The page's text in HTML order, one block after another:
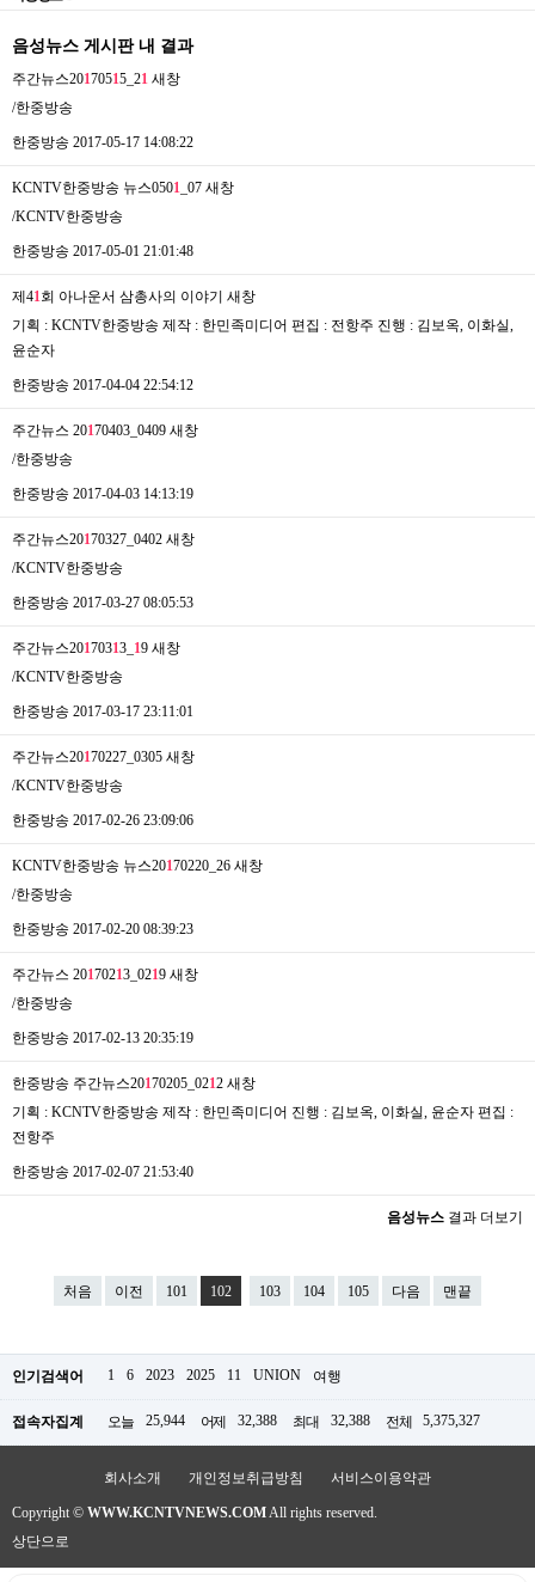
음성뉴스 게시판 내 결과
주간뉴스20170515_21 새창
/한중방송
한중방송 2017-05-17 14:08:22
KCNTV한중방송 뉴스0501 _07 새창
/KCNTV한중방송
한중방송 2017-05-01 21:01:48
제41 회 아나운서 삼총사의 이야기 새창
기획 : KCNTV한중방송 제작 : 한민족미디어 편집 : 전항주 진행 : 김보옥, 이화실,
윤순자
한중방송 2017-04-04 22:54:12
주간뉴스 20170403_0409 새창
/한중방송
한중방송 2017-04-03 14:13:19
주간뉴스20170327_0402 새창
/KCNTV한중방송
한중방송 2017-03-27 08:05:53
주간뉴스20170313_ 19 새창
/KCNTV한중방송
한중방송 2017-03-17 23:11:01
주간뉴스20170227_0305 새창
/KCNTV한중방송
한중방송 2017-02-26 23:09:06
KCNTV한중방송 뉴스20170220_26 새창
/한중방송
한중방송 2017-02-20 08:39:23
주간뉴스 20170213_0219 새창
/한중방송
한중방송 2017-02-13 20:35:19
한중방송 주간뉴스20170205_0212 새창
기획 : KCNTV한중방송 제작 : 한민족미디어 진행 : 김보옥, 이화실, 윤순자 편집 :
전항주
한중방송 2017-02-07 21:53:40
음성뉴스 결과 더보기
처음 이전 101 102 103 104 105 다음 맨끝
인기검색어 1 6 2023 2025 11 UNION 여행
접속자집계 오늘 25,944 어제 32,388 최대 32,388 전체 5,375,327
회사소개 개인정보취급방침 서비스이용약관
Copyright © WWW.KCNTVNEWS.COM All rights reserved.
상단으로